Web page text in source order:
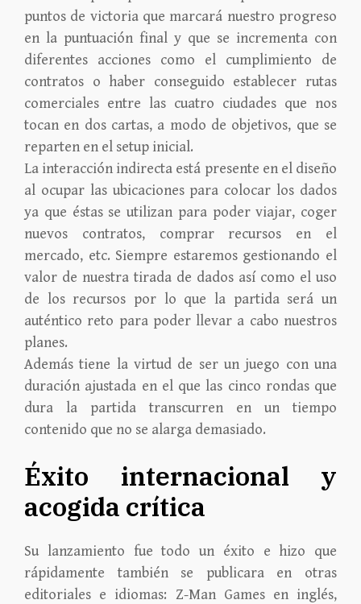
puntos de victoria que marcará nuestro progreso
en la puntuación final y que se incrementa con
diferentes acciones como el cumplimiento de
contratos o haber conseguido establecer rutas
comerciales entre las cuatro ciudades que nos
tocan en dos cartas, a modo de objetivos, que se
reparten en el setup inicial.
La interacción indirecta está presente en el diseño
al ocupar las ubicaciones para colocar los dados
ya que éstas se utilizan para poder viajar, coger
nuevos contratos, comprar recursos en el
mercado, etc. Siempre estaremos gestionando el
valor de nuestra tirada de dados así como el uso
de los recursos por lo que la partida será un
auténtico reto para poder llevar a cabo nuestros
planes.
Además tiene la virtud de ser un juego con una
duración ajustada en el que las cinco rondas que
dura la partida transcurren en un tiempo
contenido que no se alarga demasiado.
Éxito internacional y
acogida crítica
Su lanzamiento fue todo un éxito e hizo que
rápidamente también se publicara en otras
editoriales e idiomas: Z-Man Games en inglés,